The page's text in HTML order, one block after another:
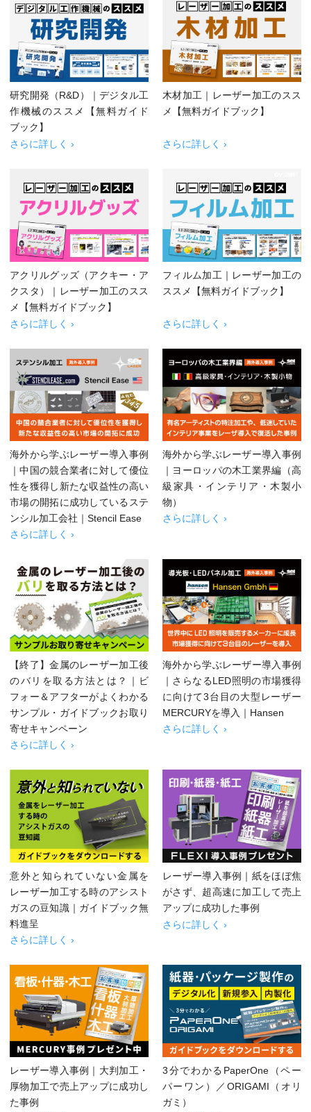
研究開発（R&D）｜デジタル工
作機械のススメ【無料ガイド
ブック】
さらに詳しく ›
木材加工｜レーザー加工のスス
メ【無料ガイドブック】
さらに詳しく ›
アクリルグッズ（アクキー・ア
クスタ）｜レーザー加工のスス
メ【無料ガイドブック】
さらに詳しく ›
フィルム加工｜レーザー加工の
ススメ【無料ガイドブック】
さらに詳しく ›
海外から学ぶレーザー導入事例
｜中国の競合業者に対して優位
性を獲得し新たな収益性の高い
市場の開拓に成功しているステ
ンシル加工会社｜Stencil Ease
さらに詳しく ›
海外から学ぶレーザー導入事例
｜ヨーロッパの木工業界編（高
級家具・インテリア・木製小
物）
さらに詳しく ›
【終了】金属のレーザー加工後
のバリを取る方法とは？｜ビ
フォー＆アフターがよくわかる
サンプル・ガイドブックお取り
寄せキャンペーン
さらに詳しく ›
海外から学ぶレーザー導入事例
｜さらなるLED照明の市場獲得
に向けて3台目の大型レーザー
MERCURYを導入｜Hansen
さらに詳しく ›
意外と知られていない金属を
レーザー加工する時のアシスト
ガスの豆知識｜ガイドブック無
料進呈
さらに詳しく ›
レーザー導入事例｜紙をほぼ焦
がさず、超高速に加工して売上
アップに成功した事例
さらに詳しく ›
レーザー導入事例｜大判加工・
厚物加工で売上アップに成功し
た事例
3分でわかるPaperOne（ペー
パーワン）／ORIGAMI（オリ
ガミ）